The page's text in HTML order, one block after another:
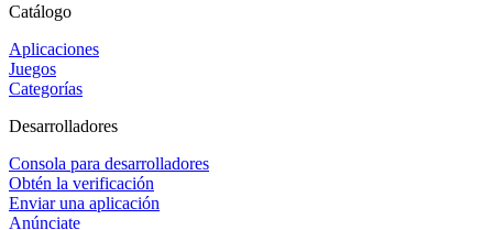
Catálogo
Aplicaciones
Juegos
Categorías
Desarrolladores
Consola para desarrolladores
Obtén la verificación
Enviar una aplicación
Anúnciate